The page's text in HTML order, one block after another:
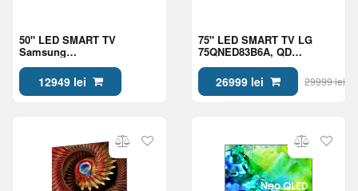
50" LED SMART TV
Samsung
QE50QN70HAUXUA, Mini
LED 4K UHD, Tizen OS,
Black12949 lei
75" LED SMART TV LG
75QNED83B6A, QD
NanoCell, 4K UHD, webOS,
Black26999 lei 29999 lei